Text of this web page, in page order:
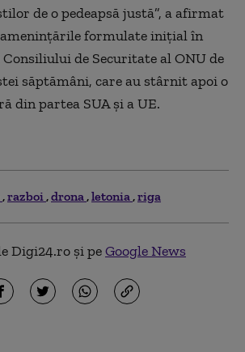
de o pedeapsă justă”, a afirmat
ameninţările formulate iniţial în
de Securitate al ONU de
săptămâni, care au stârnit apoi o
din partea SUA şi a UE.
razboi drona letonia riga
Digi24.ro și peGoogle News